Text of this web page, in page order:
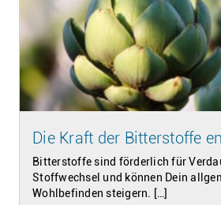
Die Kraft der Bitterstoffe
Bitterstoffe sind förderlich für
Stoffwechsel und können Dein
Wohlbefinden steigern. […]